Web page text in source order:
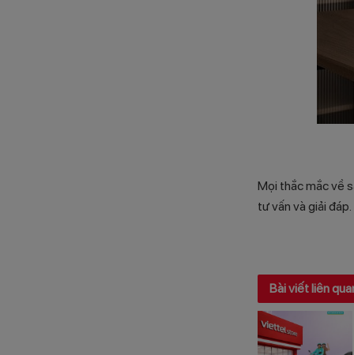
Mọi thắc mắc về
tư vấn và giải đáp.
Bài viết liên